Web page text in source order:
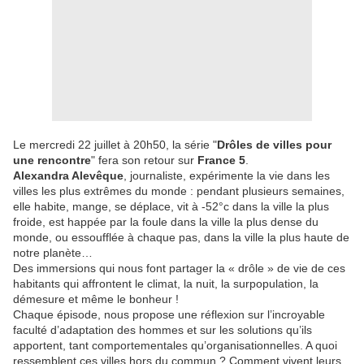
Le mercredi 22 juillet à 20h50, la série "Drôles de villes pour
une rencontre" fera son retour sur France 5
Alexandra Alevêque , journaliste, expérimente la vie dans les
villes les plus extrêmes du monde : pendant plusieurs semaines,
elle habite, mange, se déplace, vit à -52°c dans la ville la plus
froide, est happée par la foule dans la ville la plus dense du
monde, ou essoufflée à chaque pas, dans la ville la plus haute de
notre planète…
Des immersions qui nous font partager la « drôle » de vie de ces
habitants qui affrontent le climat, la nuit, la surpopulation, la
démesure et même le bonheur !
Chaque épisode, nous propose une réflexion sur l’incroyable
faculté d’adaptation des hommes et sur les solutions qu’ils
apportent, tant comportementales qu’organisationnelles. A quoi
ressemblent ces villes hors du commun ? Comment vivent leurs